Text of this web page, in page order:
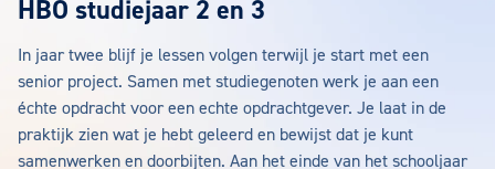
HBO studiejaar 2 en 3
In jaar twee blijf je lessen volgen terwijl je start met een
senior project. Samen met studiegenoten werk je aan een
échte opdracht voor een echte opdrachtgever. Je laat in de
praktijk zien wat je hebt geleerd en bewijst dat je kunt
samenwerken en doorbijten. Aan het einde van het schooljaar